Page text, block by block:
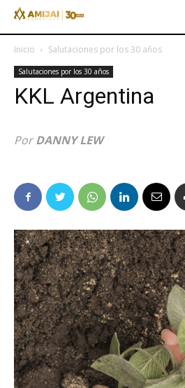
Inicio Salutaciones por los 30 años
Salutaciones por los 30 años
KKL Argentina
PorDANNY LEW